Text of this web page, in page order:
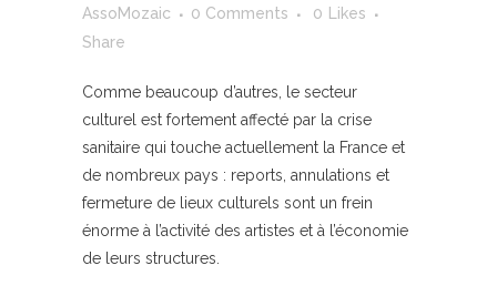
AssoMozaic
0 Comments 0 Likes
Share
Comme beaucoup d’autres, le secteur
culturel est fortement affecté par la crise
sanitaire qui touche actuellement la France et
de nombreux pays : reports, annulations et
fermeture de lieux culturels sont un frein
énorme à l’activité des artistes et à l’économie
de leurs structures.